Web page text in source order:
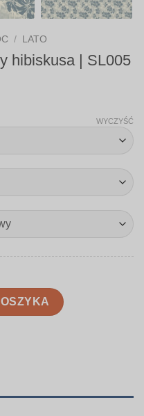
/ LATO
hibiskusa | SL005
zł
zł
WYCZYŚĆ
| SL005